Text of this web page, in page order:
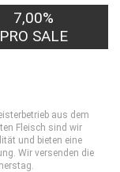
7,00%
PRO SALE
aus dem
Fleisch sind wir
und bieten eine
Wir versenden die